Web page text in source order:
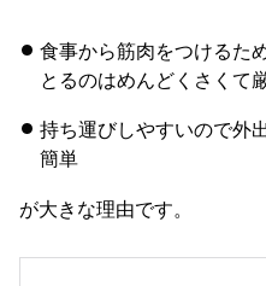
食事から筋肉をつけるた
とるのはめんどくさくて
持ち運びしやすいので外
簡単
が大きな理由です。